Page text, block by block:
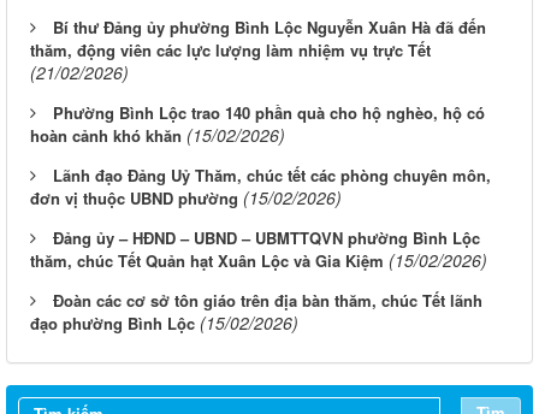
Bí thư Đảng ủy phường Bình Lộc Nguyễn Xuân Hà đã đến
thăm, động viên các lực lượng làm nhiệm vụ trực Tết
(21/02/2026)
Phường Bình Lộc trao 140 phần quà cho hộ nghèo, hộ có
hoàn cảnh khó khăn (15/02/2026)
Lãnh đạo Đảng Uỷ Thăm, chúc tết các phòng chuyên môn,
đơn vị thuộc UBND phường (15/02/2026)
Đảng ủy – HĐND – UBND – UBMTTQVN phường Bình Lộc
thăm, chúc Tết Quản hạt Xuân Lộc và Gia Kiệm (15/02/2026)
Đoàn các cơ sở tôn giáo trên địa bàn thăm, chúc Tết lãnh
đạo phường Bình Lộc (15/02/2026)